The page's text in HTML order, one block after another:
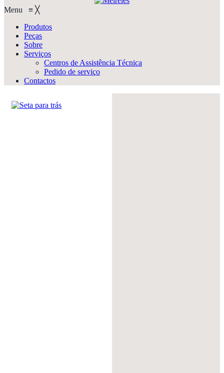
Menu ≡ ╳
Produtos
Peças
Sobre
Serviços
Centros de Assistência Técnica
Pedido de serviço
Contactos